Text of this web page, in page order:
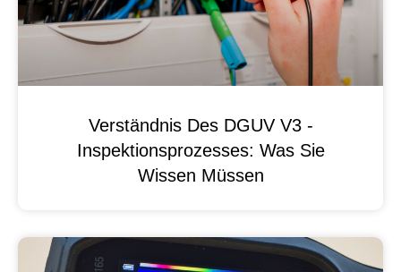
Verständnis Des DGUV V3 -
Inspektionsprozesses: Was Sie
Wissen Müssen